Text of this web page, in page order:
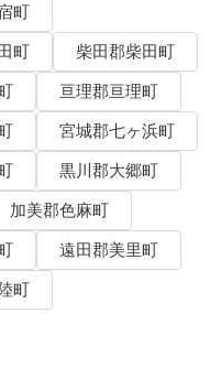
町
町
柴田郡柴田町
亘理郡亘理町
宮城郡七ヶ浜町
黒川郡大郷町
加美郡色麻町
遠田郡美里町
町